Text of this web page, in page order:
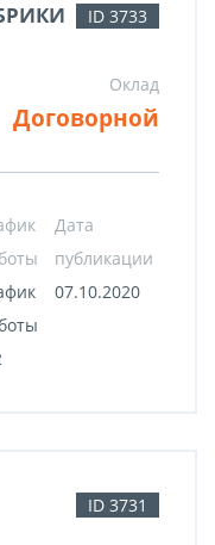
ID 3733
Оклад
Договорной
Дата
публикации
07.10.2020
ID 3731